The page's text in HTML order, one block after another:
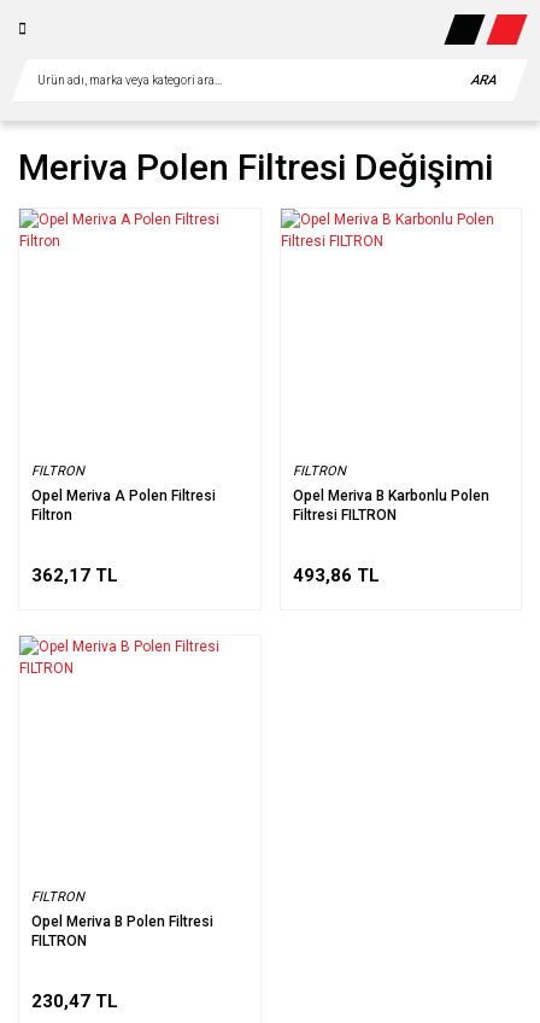
ARA
Meriva Polen Filtresi Değişimi
FILTRON
Opel Meriva A Polen Filtresi
Filtron
362,17 TL
FILTRON
Opel Meriva B Karbonlu Polen
Filtresi FILTRON
493,86 TL
FILTRON
Opel Meriva B Polen Filtresi
FILTRON
230,47 TL